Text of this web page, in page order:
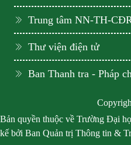
Trung tâm NN-TH-
Thư viện điện tử
Ban Thanh tra - Pháp
Bản quyền thuộc về Trường Đại
kế bởi Ban Quản trị Thông tin &